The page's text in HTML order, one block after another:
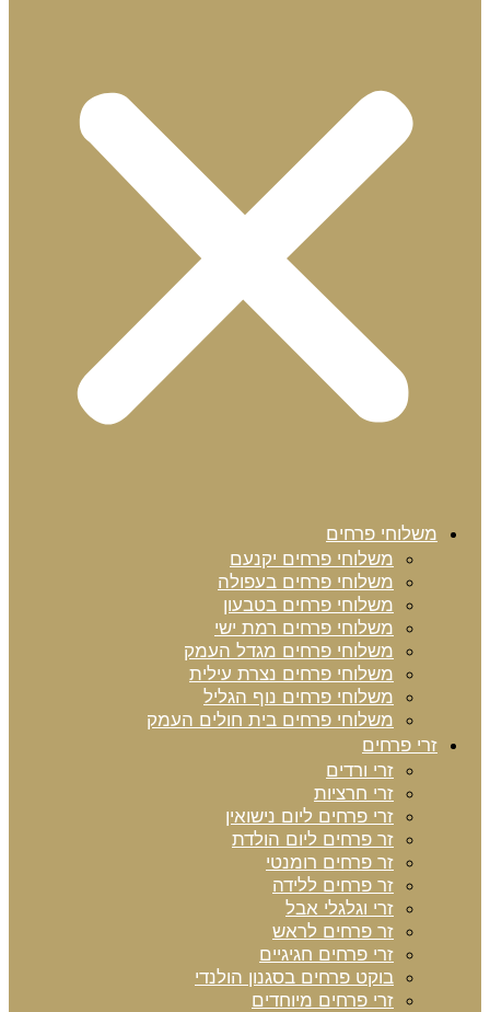
משלוחי פרחים
משלוחי פרחים יקנעם
משלוחי פרחים בעפולה
משלוחי פרחים בטבעון
משלוחי פרחים רמת ישי
משלוחי פרחים מגדל העמק
משלוחי פרחים נצרת עילית
משלוחי פרחים נוף הגליל
משלוחי פרחים בית חולים העמק
זרי פרחים
זרי ורדים
זרי חרציות
זרי פרחים ליום נישואין
זר פרחים ליום הולדת
זר פרחים רומנטי
זר פרחים ללידה
זרי וגלגלי אבל
זר פרחים לראש
זרי פרחים חגיגיים
בוקט פרחים בסגנון הולנדי
זרי פרחים מיוחדים